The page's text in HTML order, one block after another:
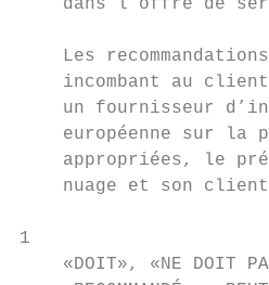
dans l’offre de
Les
incombant au
un fournisseur
européenne sur la
appropriées, le
nuage et son
1
«DOIT», «NE DOIT